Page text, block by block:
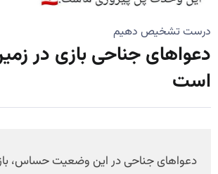
درست تشخیص دهیم
دعواهای جناحی بازی در
است
دعواهای جناحی در این وضعیت حساس،